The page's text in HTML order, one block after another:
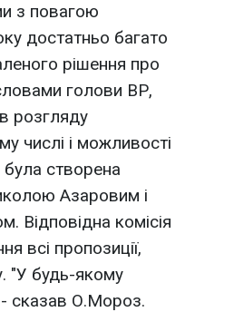
з повагою
достатньо багато
рішення про
голови ВР,
розгляду
числі і можливості
створена
Азаровим і
комісія
всі пропозиції,
"У будь-якому
- сказав О.Мороз.